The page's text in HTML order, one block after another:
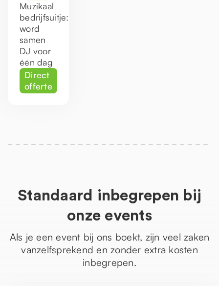
Muzikaal
bedrijfsuitje:
word
samen
DJ voor
één dag
Direct
offerte
Standaard inbegrepen bij
onze events
Als je een event bij ons boekt, zijn veel zaken
vanzelfsprekend en zonder extra kosten
inbegrepen.